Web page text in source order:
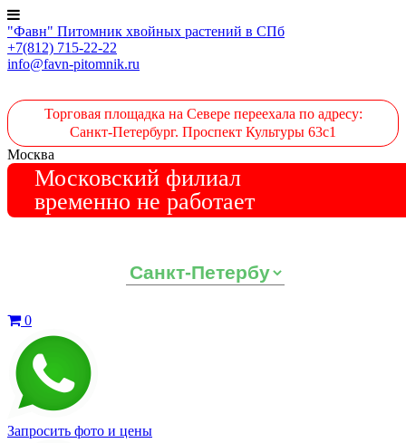
"Фавн" Питомник хвойных растений в СПб
+7(812) 715-22-22
info@favn-pitomnik.ru
Торговая площадка на Севере переехала по адресу:
Санкт-Петербург. Проспект Культуры 63с1
Москва
Московский филиал
временно не работает
0
Запросить фото и цены